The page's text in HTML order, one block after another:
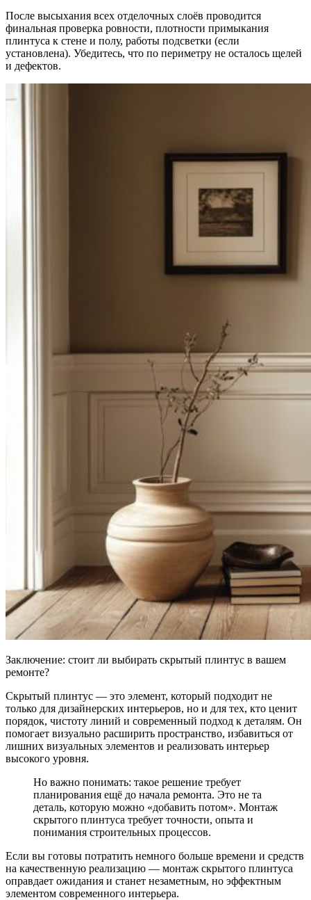
После высыхания всех отделочных слоёв проводится
финальная проверка ровности, плотности примыкания
плинтуса к стене и полу, работы подсветки (если
установлена). Убедитесь, что по периметру не осталось щелей
и дефектов.
Заключение: стоит ли выбирать скрытый плинтус в вашем
ремонте?
Скрытый плинтус — это элемент, который подходит не
только для дизайнерских интерьеров, но и для тех, кто ценит
порядок, чистоту линий и современный подход к деталям. Он
помогает визуально расширить пространство, избавиться от
лишних визуальных элементов и реализовать интерьер
высокого уровня.
Но важно понимать: такое решение требует
планирования ещё до начала ремонта. Это не та
деталь, которую можно «добавить потом». Монтаж
скрытого плинтуса требует точности, опыта и
понимания строительных процессов.
Если вы готовы потратить немного больше времени и средств
на качественную реализацию — монтаж скрытого плинтуса
оправдает ожидания и станет незаметным, но эффектным
элементом современного интерьера.